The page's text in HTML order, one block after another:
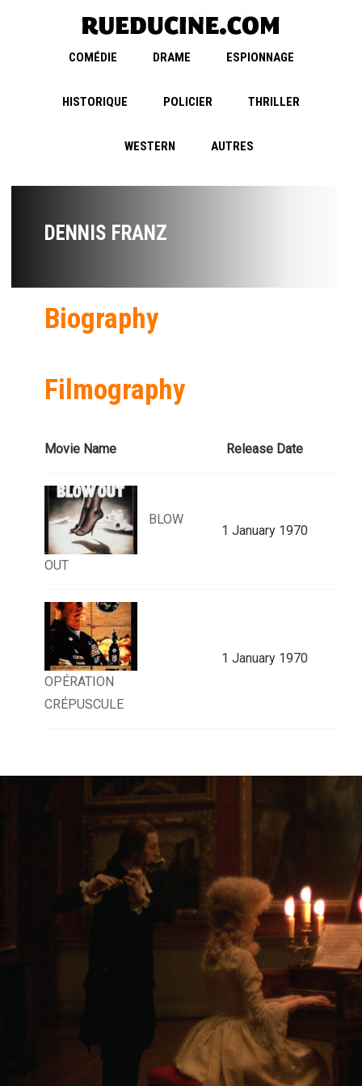
COMÉDIE DRAME ESPIONNAGE
HISTORIQUE POLICIER THRILLER
WESTERN AUTRES
DENNIS FRANZ
Biography
Filmography
Movie Name Release Date
BLOW
OUT
1 January 1970
OPÉRATION
CRÉPUSCULE
1 January 1970